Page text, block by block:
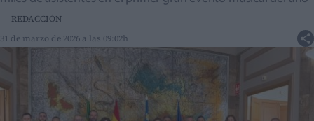
REDACCIÓN
31 de marzo de 2026 a las 09:02h